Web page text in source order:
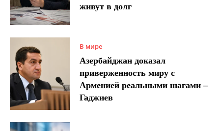
живут в долг
В мире
Азербайджан доказал
приверженность миру с
Арменией реальными шагами –
Гаджиев